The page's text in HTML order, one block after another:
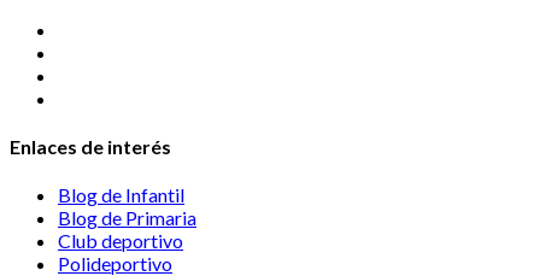
Enlaces de interés
Blog de Infantil
Blog de Primaria
Club deportivo
Polideportivo